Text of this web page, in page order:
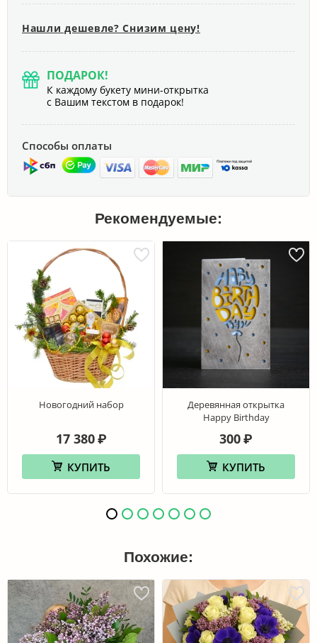
Нашли дешевле? Снизим цену!
ПОДАРОК!
К каждому букету мини-открытка
с Вашим текстом в подарок!
Способы оплаты
Рекомендуемые:
Новогодний набор
17 380 ₽
КУПИТЬ
Деревянная открытка
Happy Birthday
300₽
КУПИТЬ
Похожие: